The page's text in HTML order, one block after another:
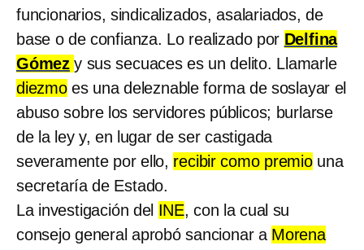
funcionarios, sindicalizados, asalariados, de
base o de confianza. Lo realizado por Delfina
Gómez y sus secuaces es un delito. Llamarle
diezmoes una deleznable forma de soslayar el
abuso sobre los servidores públicos; burlarse
de la ley y, en lugar de ser castigada
severamente por ello, recibir como premiouna
secretaría de Estado.
La investigación del INE, con la cual su
consejo general aprobó sancionar a Morena